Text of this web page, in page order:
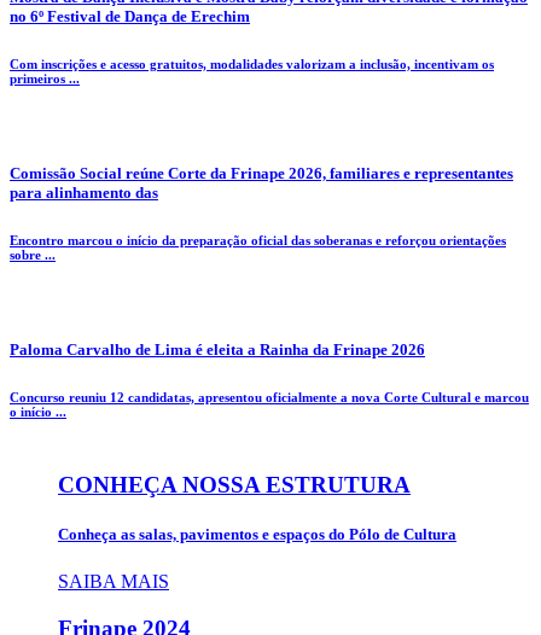
no 6º Festival de Dança de Erechim
Com inscrições e acesso gratuitos, modalidades valorizam a inclusão, incentivam os
primeiros ...
Comissão Social reúne Corte da Frinape 2026, familiares e representantes
para alinhamento das
Encontro marcou o início da preparação oficial das soberanas e reforçou orientações
sobre ...
Paloma Carvalho de Lima é eleita a Rainha da Frinape 2026
Concurso reuniu 12 candidatas, apresentou oficialmente a nova Corte Cultural e marcou
o início ...
CONHEÇA NOSSA ESTRUTURA
Conheça as salas, pavimentos e espaços do Pólo de Cultura
SAIBA MAIS
Frinape 2024